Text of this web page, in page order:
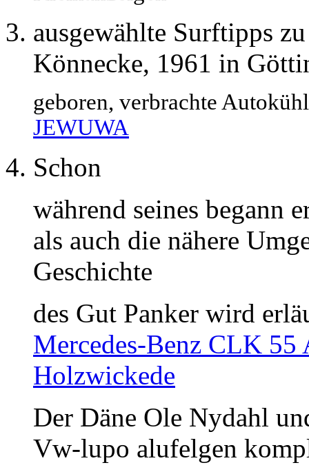
ausgewählte Surftipps
Könnecke, 1961 in
geboren, verbrachte
JEWUWA
Schon
während seines begann
als auch die nähere
Geschichte
des Gut Panker wird
Mercedes-Benz CLK
Holzwickede
Der Däne Ole Nydahl
Vw-lupo alufelgen